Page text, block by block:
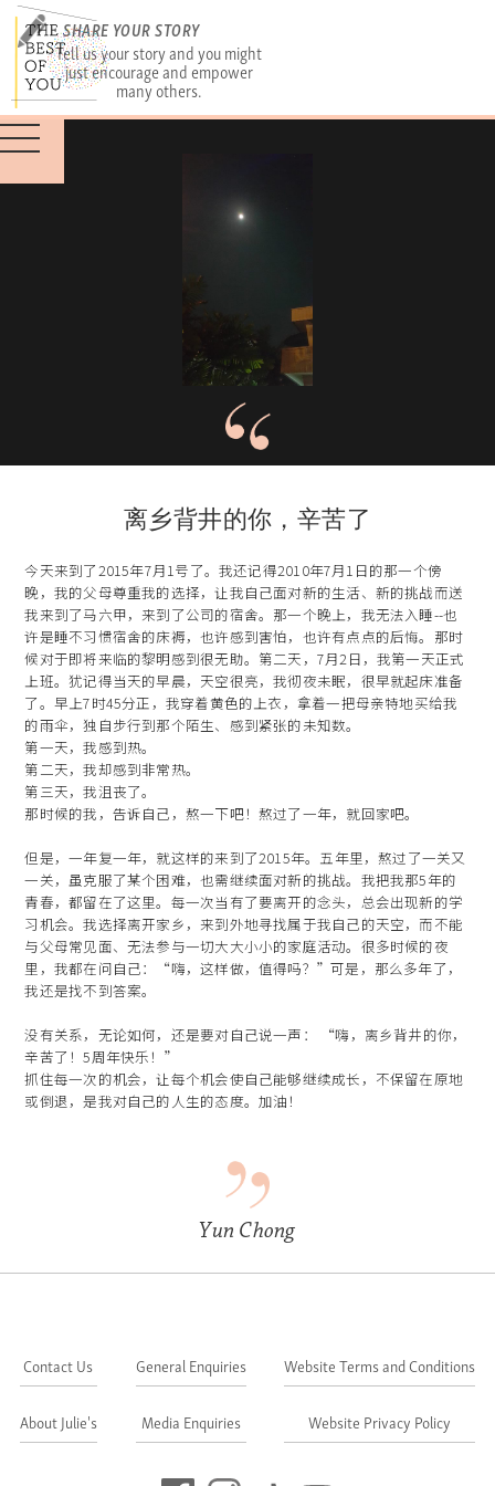
SHARE YOUR STORY
Tell us your story and you might
just encourage and empower
many others.
离乡背井的你，辛苦了
今天来到了2015年7月1号了。我还记得2010年7月1日的那一个傍
晚，我的父母尊重我的选择，让我自己面对新的生活、新的挑战而送
我来到了马六甲，来到了公司的宿舍。那一个晚上，我无法入睡--也
许是睡不习惯宿舍的床褥，也许感到害怕，也许有点点的后悔。那时
候对于即将来临的黎明感到很无助。第二天，7月2日，我第一天正式
上班。犹记得当天的早晨，天空很亮，我彻夜未眠，很早就起床准备
了。早上7时45分正，我穿着黄色的上衣，拿着一把母亲特地买给我
的雨伞，独自步行到那个陌生、感到紧张的未知数。
第一天，我感到热。
第二天，我却感到非常热。
第三天，我沮丧了。
那时候的我，告诉自己，熬一下吧！熬过了一年，就回家吧。
但是，一年复一年，就这样的来到了2015年。五年里，熬过了一关又
一关，虽克服了某个困难，也需继续面对新的挑战。我把我那5年的
青春，都留在了这里。每一次当有了要离开的念头，总会出现新的学
习机会。我选择离开家乡，来到外地寻找属于我自己的天空，而不能
与父母常见面、无法参与一切大大小小的家庭活动。很多时候的夜
里，我都在问自己：“嗨，这样做，值得吗？”可是，那么多年了，
我还是找不到答案。
没有关系，无论如何，还是要对自己说一声： “嗨，离乡背井的你，
辛苦了！5周年快乐！”
抓住每一次的机会，让每个机会使自己能够继续成长，不保留在原地
或倒退，是我对自己的人生的态度。加油！
Yun Chong
Contact Us
About Julie's
General Enquiries
Media Enquiries
Website Terms and Conditions
Website Privacy Policy